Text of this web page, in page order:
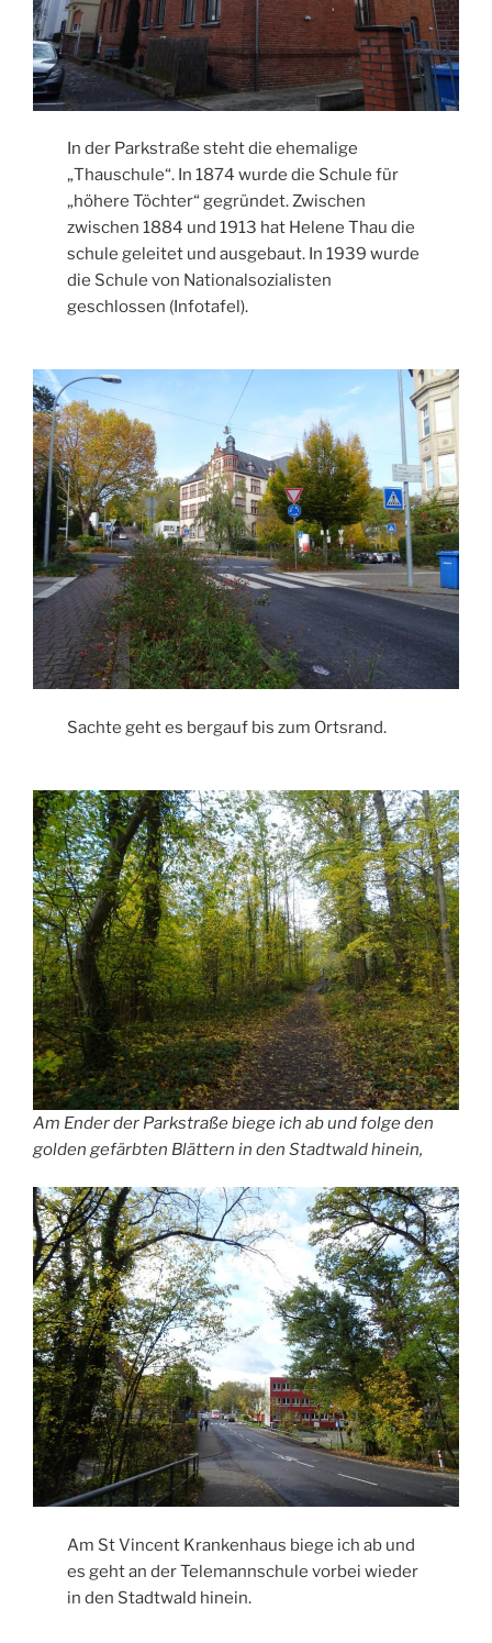
In der Parkstraße steht die ehemalige
„Thauschule“. In 1874 wurde die Schule für
„höhere Töchter“ gegründet. Zwischen
zwischen 1884 und 1913 hat Helene Thau die
schule geleitet und ausgebaut. In 1939 wurde
die Schule von Nationalsozialisten
geschlossen (Infotafel).
Sachte geht es bergauf bis zum Ortsrand.
Am Ender der Parkstraße biege ich ab und folge den
golden gefärbten Blättern in den Stadtwald hinein,
Am St Vincent Krankenhaus biege ich ab und
es geht an der Telemannschule vorbei wieder
in den Stadtwald hinein.